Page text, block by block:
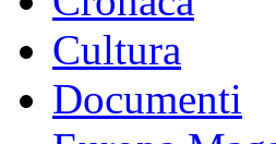
Cultura
Documenti